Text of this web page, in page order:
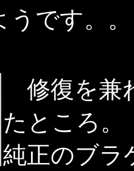
です。。
修復を兼
たところ。
純正のブラ